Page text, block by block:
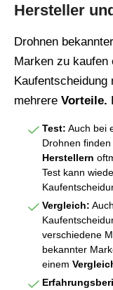
Hersteller
Drohnen bekannter
Marken zu kaufen
Kaufentscheidung
mehrere Vorteile.
Test: Auch bei
Drohnen
Herstellern
Test kann
Vergleich:
verschiedene
bekannter
einem